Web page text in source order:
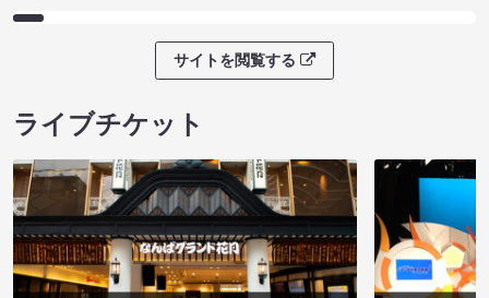
サイトを閲覧する
ライブチケット